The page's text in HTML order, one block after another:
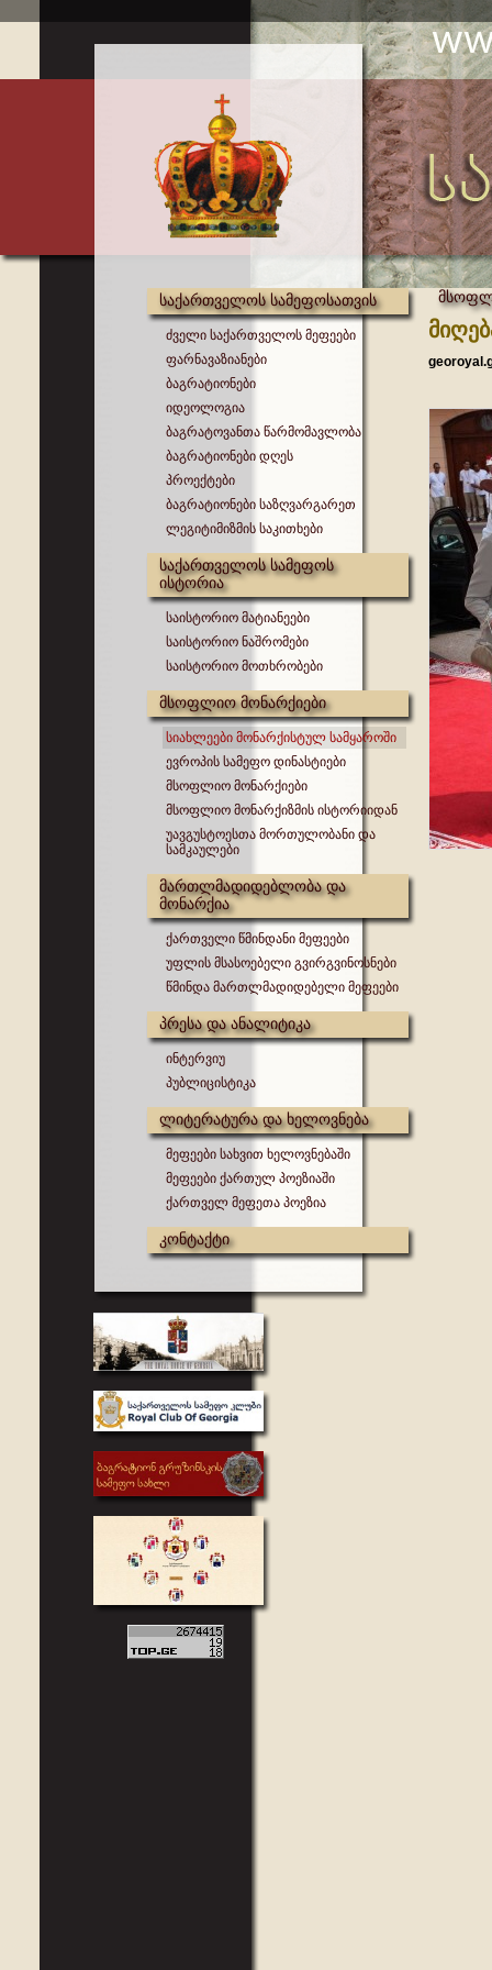
საქართველოს სამეფოსათვის
ძველი საქართველოს მეფეები
ფარნავაზიანები
ბაგრატიონები
იდეოლოგია
ბაგრატოვანთა წარმომავლობა
ბაგრატიონები დღეს
პროექტები
ბაგრატიონები საზღვარგარეთ
ლეგიტიმიზმის საკითხები
საქართველოს სამეფოს
ისტორია
საისტორიო მატიანეები
საისტორიო ნაშრომები
საისტორიო მოთხრობები
მსოფლიო მონარქიები
სიახლეები მონარქისტულ სამყაროში
ევროპის სამეფო დინასტიები
მსოფლიო მონარქიები
მსოფლიო მონარქიზმის ისტორიიდან
უავგუსტოესთა მორთულობანი და
სამკაულები
მართლმადიდებლობა და
მონარქია
ქართველი წმინდანი მეფეები
უფლის მსასოებელი გვირგვინოსნები
წმინდა მართლმადიდებელი მეფეები
პრესა და ანალიტიკა
ინტერვიუ
პუბლიცისტიკა
ლიტერატურა და ხელოვნება
მეფეები სახვით ხელოვნებაში
მეფეები ქართულ პოეზიაში
ქართველ მეფეთა პოეზია
კონტაქტი